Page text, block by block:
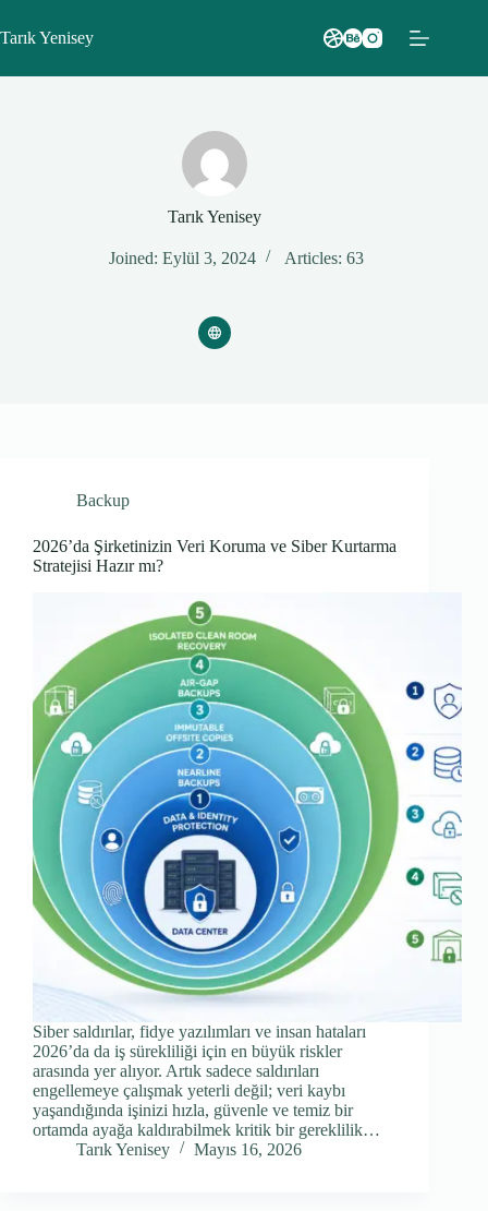
to
content
Tarık Yenisey
Tarık Yenisey
Joined: Eylül 3, 2024 Articles: 63
Backup
2026’da Şirketinizin Veri Koruma ve Siber Kurtarma
Stratejisi Hazır mı?
Siber saldırılar, fidye yazılımları ve insan hataları
2026’da da iş sürekliliği için en büyük riskler
arasında yer alıyor. Artık sadece saldırıları
engellemeye çalışmak yeterli değil; veri kaybı
yaşandığında işinizi hızla, güvenle ve temiz bir
ortamda ayağa kaldırabilmek kritik bir gereklilik…
Tarık Yenisey
Mayıs 16, 2026